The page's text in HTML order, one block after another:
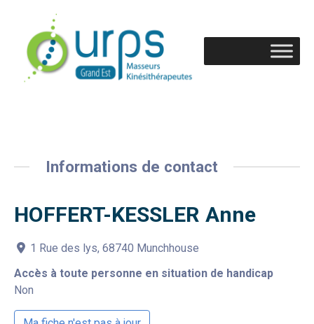
Informations de contact
HOFFERT-KESSLER Anne
1 Rue des lys, 68740 Munchhouse
Accès à toute personne en situation de handicap
Non